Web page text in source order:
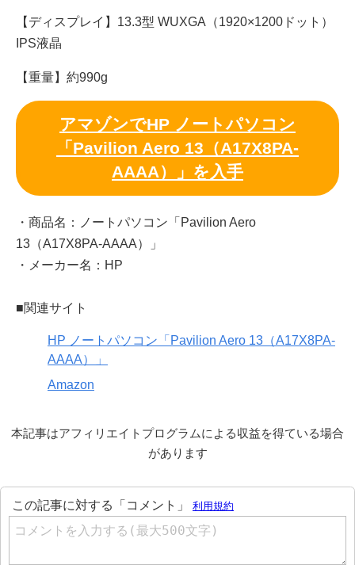
【ディスプレイ】13.3型 WUXGA（1920×1200ドット）
IPS液晶
【重量】約990g
アマゾンでHP ノートパソコン
「Pavilion Aero 13（A17X8PA-
AAAA）」を入手
・商品名：ノートパソコン「Pavilion Aero
13（A17X8PA-AAAA）」
・メーカー名：HP
■関連サイト
HP ノートパソコン「Pavilion Aero 13（A17X8PA-
AAAA）」
Amazon
本記事はアフィリエイトプログラムによる収益を得ている場合
があります